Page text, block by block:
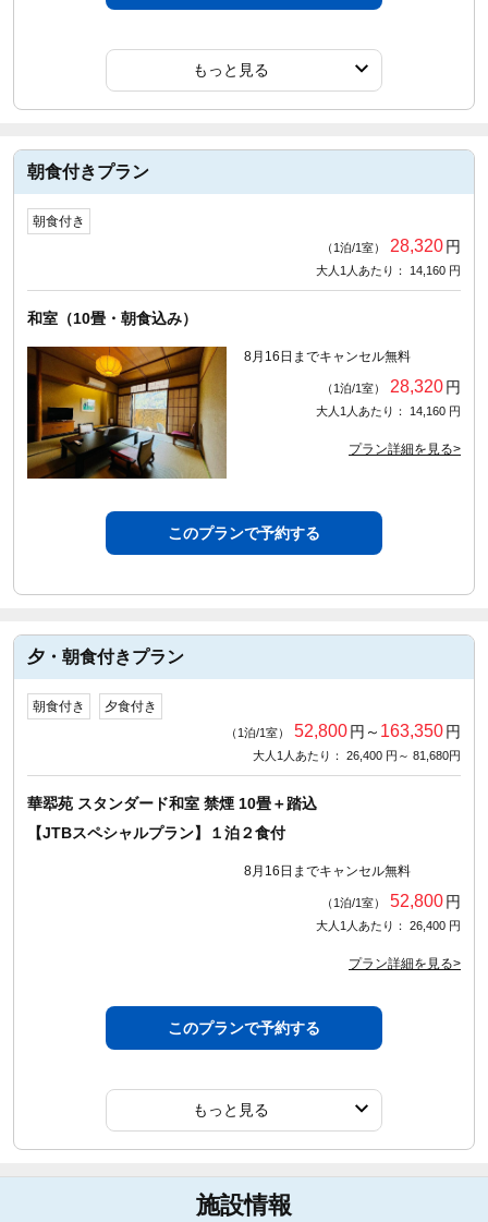
もっと見る
朝食付きプラン
朝食付き
（1泊/1室） 28,320円
大人1人あたり： 14,160 円
和室（10畳・朝食込み）
8月16日までキャンセル無料
（1泊/1室） 28,320円
大人1人あたり： 14,160 円
プラン詳細を見る>
このプランで予約する
夕・朝食付きプラン
朝食付き 夕食付き
（1泊/1室） 52,800円～ 163,350円
大人1人あたり： 26,400 円～ 81,680円
華翆苑 スタンダード和室 禁煙 10畳＋踏込
【JTBスペシャルプラン】１泊２食付
8月16日までキャンセル無料
（1泊/1室） 52,800円
大人1人あたり： 26,400 円
プラン詳細を見る>
このプランで予約する
もっと見る
施設情報